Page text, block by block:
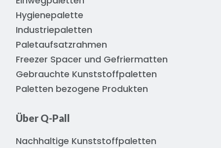
Hygienepalette
Industriepaletten
Paletaufsatzrahmen
Freezer Spacer und Gefriermatten
Gebrauchte Kunststoffpaletten
Paletten bezogene Produkten
Über Q-Pall
Nachhaltige Kunststoffpaletten